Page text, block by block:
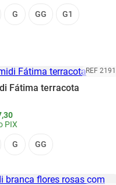
G GG G1
REF 2191
Fátima terracota
PIX
G GG